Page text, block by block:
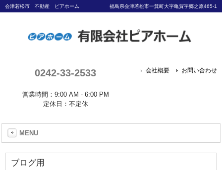
会津若松市 不動産 ピアホーム 福島県会津若松市一箕町大字亀賀字郷之原465-1
0242-33-2533
営業時間：9:00 AM - 6:00 PM
定休日：不定休
会社概要 お問い合わせ
MENU
ブログ用